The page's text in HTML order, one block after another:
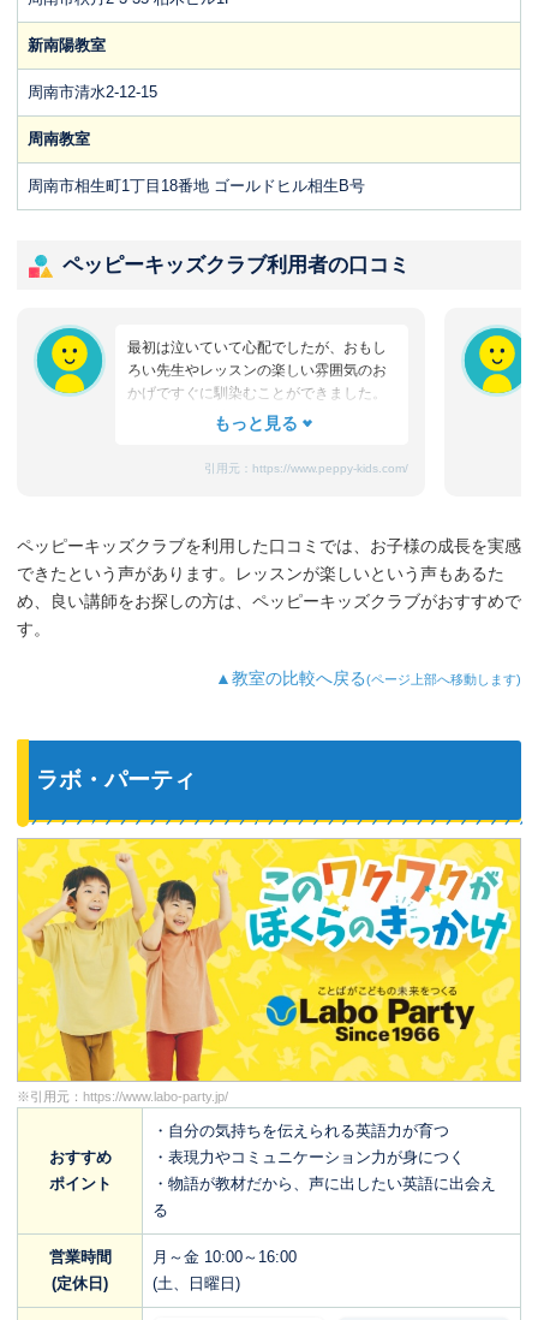
新南陽教室
周南市清水2-12-15
周南教室
周南市相生町1丁目18番地 ゴールドヒル相生B号
ペッピーキッズクラブ利用者の口コミ
最初は泣いていて心配でしたが、おもし
ろい先生やレッスンの楽しい雰囲気のお
かげですぐに馴染むことができました。
たまにママと離れるときに嫌がることも
れ、お迎えのときはいつも笑顔です。
3歳児を飽きさせない充実したレッスンだ
と思います。うちの子は特に歌やダンス
が好きなようで、よく「Hello～♪」と歌
ど、色んなものを英語で教えてくれるよ
うになり、英語が身についてきているの
引用元： https://www.peppy-kids.com/
ペッピーキッズクラブを利用した口コミでは、お子様の成長を実感
できたという声があります。レッスンが楽しいという声もあるた
め、良い講師をお探しの方は、ペッピーキッズクラブがおすすめで
す。
▲教室の比較へ戻る(ページ上部へ移動します)
ラボ・パーティ
※引用元： https://www.labo-party.jp/
おすすめ
ポイント
・自分の気持ちを伝えられる英語力が育つ
・表現力やコミュニケーション力が身につく
・物語が教材だから、声に出したい英語に出会え
る
営業時間
(定休日)
月～金 10:00～16:00
(土、日曜日)